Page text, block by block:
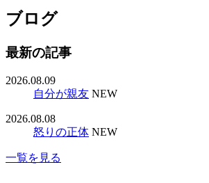
ブログ
最新の記事
2026.08.09
自分が親友 NEW
2026.08.08
怒りの正体 NEW
一覧を見る